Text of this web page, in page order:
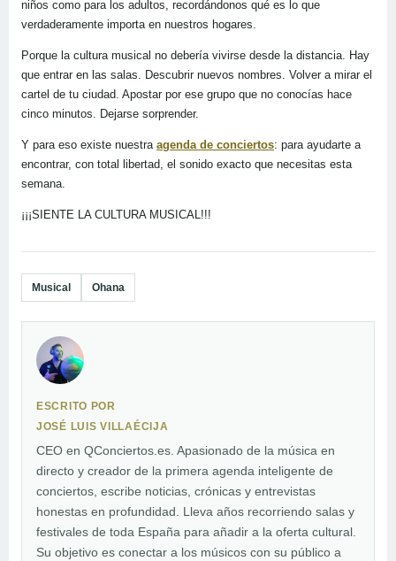
niños como para los adultos, recordándonos qué es lo que
verdaderamente importa en nuestros hogares.
Porque la cultura musical no debería vivirse desde la distancia. Hay
que entrar en las salas. Descubrir nuevos nombres. Volver a mirar el
cartel de tu ciudad. Apostar por ese grupo que no conocías hace
cinco minutos. Dejarse sorprender.
Y para eso existe nuestra agenda de conciertos: para ayudarte a
encontrar, con total libertad, el sonido exacto que necesitas esta
semana.
¡¡¡SIENTE LA CULTURA MUSICAL!!!
Musical Ohana
ESCRITO POR
JOSÉ LUIS VILLAÉCIJA
CEO en QConciertos.es. Apasionado de la música en
directo y creador de la primera agenda inteligente de
conciertos, escribe noticias, crónicas y entrevistas
honestas en profundidad. Lleva años recorriendo salas y
festivales de toda España para añadir a la oferta cultural.
Su objetivo es conectar a los músicos con su público a